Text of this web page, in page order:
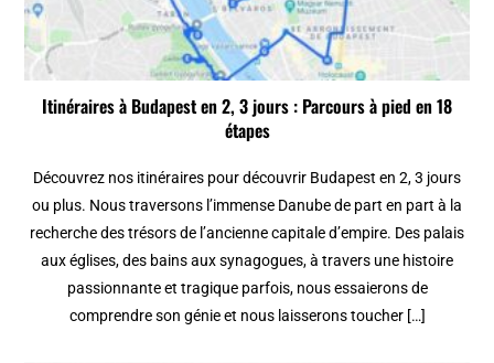
Itinéraires à Budapest en 2, 3 jours : Parcours à pied en 18
étapes
Découvrez nos itinéraires pour découvrir Budapest en 2, 3 jours
ou plus. Nous traversons l’immense Danube de part en part à la
recherche des trésors de l’ancienne capitale d’empire. Des palais
aux églises, des bains aux synagogues, à travers une histoire
passionnante et tragique parfois, nous essaierons de
comprendre son génie et nous laisserons toucher […]